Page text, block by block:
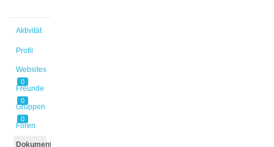
Aktivität
Profil
Websites
0
Freunde
0
Gruppen
0
Foren
Dokumente